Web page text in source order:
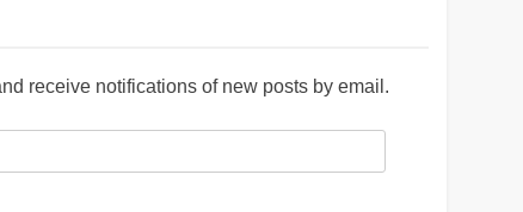
receive notifications of new posts by email.